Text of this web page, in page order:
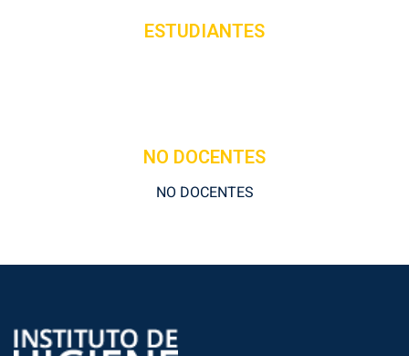
ESTUDIANTES
NO DOCENTES
NO DOCENTES